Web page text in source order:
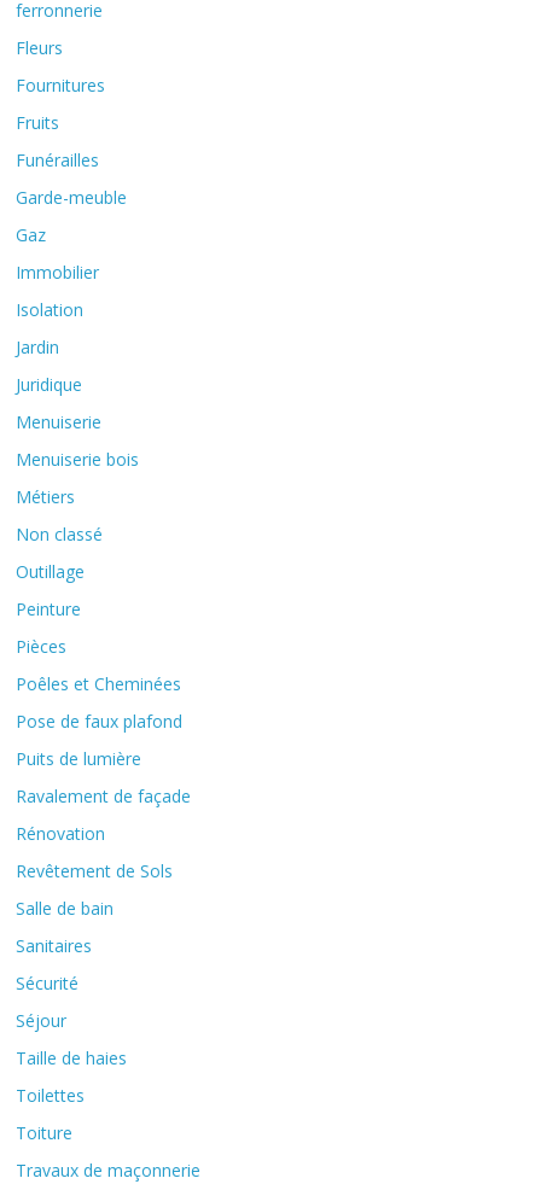
ferronnerie
Fleurs
Fournitures
Fruits
Funérailles
Garde-meuble
Gaz
Immobilier
Isolation
Jardin
Juridique
Menuiserie
Menuiserie bois
Métiers
Non classé
Outillage
Peinture
Pièces
Poêles et Cheminées
Pose de faux plafond
Puits de lumière
Ravalement de façade
Rénovation
Revêtement de Sols
Salle de bain
Sanitaires
Sécurité
Séjour
Taille de haies
Toilettes
Toiture
Travaux de maçonnerie